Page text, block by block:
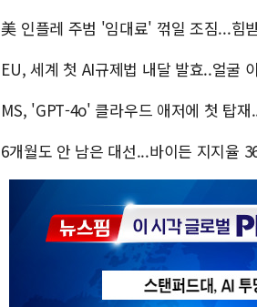
인플레 주범 '임대료' 꺾일 조짐...힘
세계 첫 AI규제법 내달 발효..얼굴
'GPT-4o' 클라우드 애저에 첫 탑재
월도 안 남은 대선...바이든 지지율